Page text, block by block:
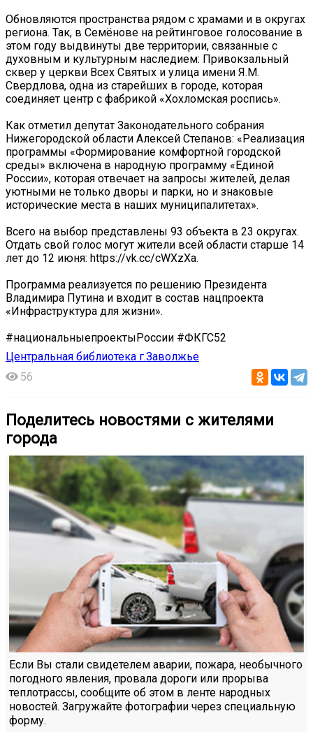
Обновляются пространства рядом с храмами и в округах
региона. Так, в Семёнове на рейтинговое голосование в
этом году выдвинуты две территории, связанные с
духовным и культурным наследием: Привокзальный
сквер у церкви Всех Святых и улица имени Я.М.
Свердлова, одна из старейших в городе, которая
соединяет центр с фабрикой «Хохломская роспись».
Как отметил депутат Законодательного собрания
Нижегородской области Алексей Степанов: «Реализация
программы «Формирование комфортной городской
среды» включена в народную программу «Единой
России», которая отвечает на запросы жителей, делая
уютными не только дворы и парки, но и знаковые
исторические места в наших муниципалитетах».
Всего на выбор представлены 93 объекта в 23 округах.
Отдать свой голос могут жители всей области старше 14
лет до 12 июня: https://vk.cc/cWXzXa.
Программа реализуется по решению Президента
Владимира Путина и входит в состав нацпроекта
«Инфраструктура для жизни».
#национальныепроектыРоссии #ФКГС52
Центральная библиотека г.Заволжье
56
Поделитесь новостями с жителями
города
Если Вы стали свидетелем аварии, пожара, необычного
погодного явления, провала дороги или прорыва
теплотрассы, сообщите об этом в ленте народных
новостей. Загружайте фотографии через специальную
форму.